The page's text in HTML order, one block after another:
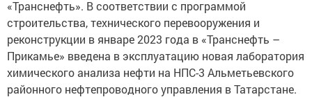
«Транснефть». В соответствии с программой
строительства, технического перевооружения и
реконструкции в январе 2023 года в «Транснефть –
Прикамье» введена в эксплуатацию новая лаборатория
химического анализа нефти на НПС-3 Альметьевского
районного нефтепроводного управления в Татарстане.